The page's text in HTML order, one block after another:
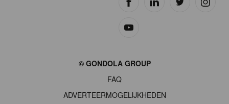
© GONDOLA GROUP
FAQ
ADVERTEERMOGELIJKHEDEN